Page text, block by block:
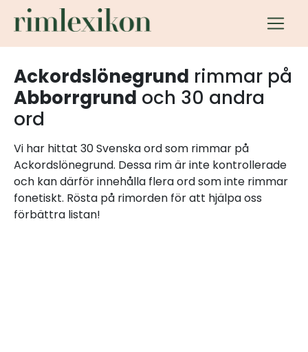
Ackordslönegrund rimmar på
Abborrgrund och 30 andra
ord
Vi har hittat 30 Svenska ord som rimmar på
Ackordslönegrund. Dessa rim är inte kontrollerade
och kan därför innehålla flera ord som inte rimmar
fonetiskt. Rösta på rimorden för att hjälpa oss
förbättra listan!